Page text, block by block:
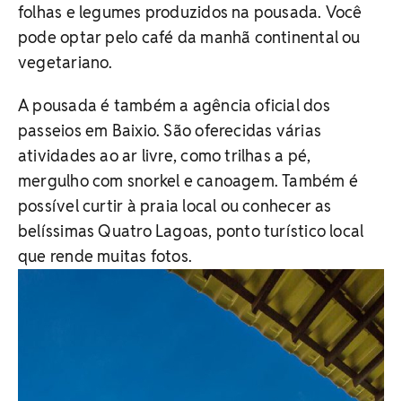
folhas e legumes produzidos na pousada. Você
pode optar pelo café da manhã continental ou
vegetariano.
A pousada é também a agência oficial dos
passeios em Baixio. São oferecidas várias
atividades ao ar livre, como trilhas a pé,
mergulho com snorkel e canoagem. Também é
possível curtir à praia local ou conhecer as
belíssimas Quatro Lagoas, ponto turístico local
que rende muitas fotos.